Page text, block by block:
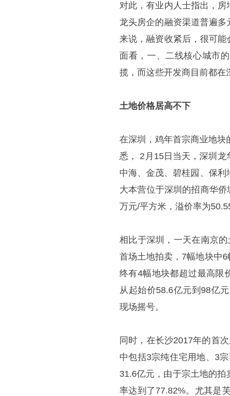
对此，有业内人士指出，
龙头房企的融资渠道普遍
来说，融资收紧后，很可
面看，一、二线核心城市
揽，而这些开发商目前都在
土地价格居高不下
在深圳，鸡年首宗商业地
悉， 2月15日当天，深圳龙
中海、金茂、碧桂园、保
大本营位于深圳的招商华
万元/平方米，溢价率为
相比于深圳，一天在南京
首场土地拍卖，7幅地块中
终有4幅地块都超过最高限
从起始价58.6亿元到98亿
现场摇号。
同时，在长沙2017年的首
中包括3宗纯住宅用地、3
31.6亿元，由于宗土地的
率达到了77.82%。尤其是